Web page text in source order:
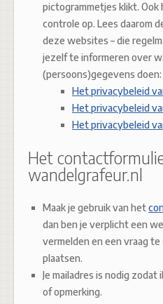
pictogrammetjes klikt. Ook
controle op. Lees daarom
deze websites – die
jezelf te informeren over
(persoons)gegevens doen:
Het privacybeleid
Het privacybeleid
Het privacybeleid
Het
wandelgrafeur.nl
Maak je gebruik van het
dan ben je verplicht een
vermelden en een vraag
plaatsen.
Je mailadres is nodig zodat
of opmerking.